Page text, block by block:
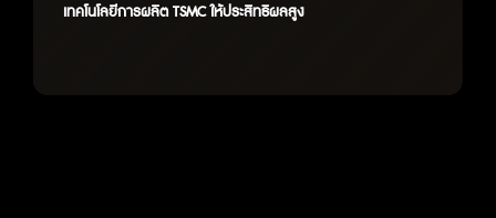
เทคโนโลยีการผลิต TSMC ให้ประสิทธิผลสูง